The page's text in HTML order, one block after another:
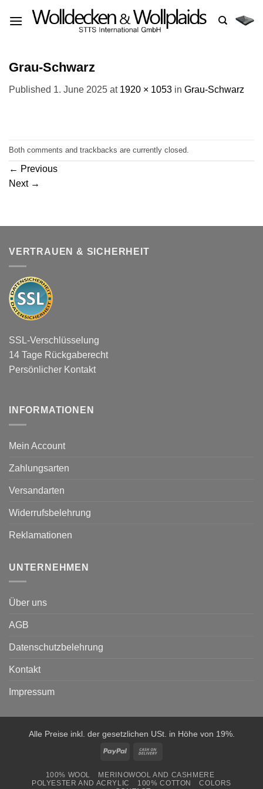
Grau-Schwarz
Published 1. June 2025 at 1920 × 1053 in Grau-Schwarz
Both comments and trackbacks are currently closed.
← Previous
Next →
VERTRAUEN & SICHERHEIT
SSL-Verschlüsselung
14 Tage Rückgaberecht
Persönlicher Kontakt
INFORMATIONEN
Mein Account
Zahlungsarten
Versandarten
Widerrufsbelehrung
Reklamationen
UNTERNEHMEN
Über uns
AGB
Datenschutzbelehrung
Kontakt
Impressum
Alle Preise inkl. der gesetzlichen USt. in Höhe von 19%.
PayPal
Delivery
100% WOOL
MERINOWOOL AND CASHMERE
POLYESTER AND ACRYLIC
100% COTTON
COLORS